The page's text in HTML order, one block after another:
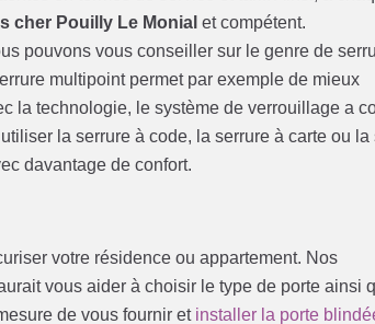
cher Pouilly Le Monial et compétent.
pouvons vous conseiller sur le genre de
multipoint permet par exemple de mieux
la technologie, le système de verrouillage a
la serrure à code, la serrure à carte ou la
davantage de confort.
votre résidence ou appartement. Nos
vous aider à choisir le type de porte ainsi
de vous fournir et installer la porte